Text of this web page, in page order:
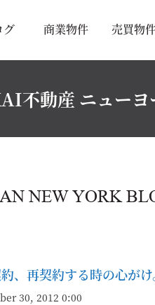
グ 商業物件 売買物
不動産 ニュー
NEW YORK
、再契約する時の心が
30, 2012 0:00